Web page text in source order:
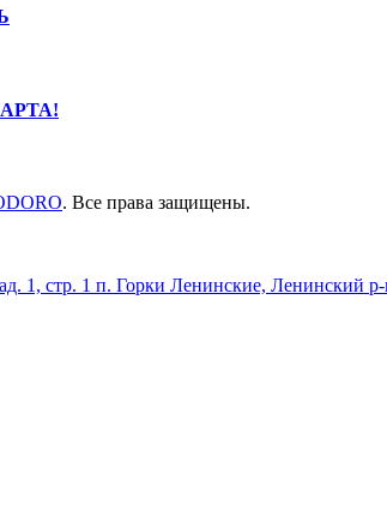
. Все права защищены.
1, стр. 1 п. Горки Ленинские, Ленинский